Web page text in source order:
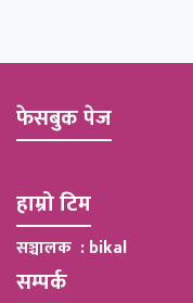
फेसबुक पेज
हाम्रो टिम
सञ्चालक : bikal
सम्पर्क